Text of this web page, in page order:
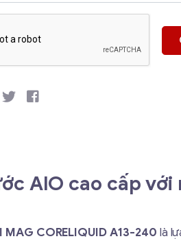
AIO cao cấp
MAG CORELIQUID A13-240 là